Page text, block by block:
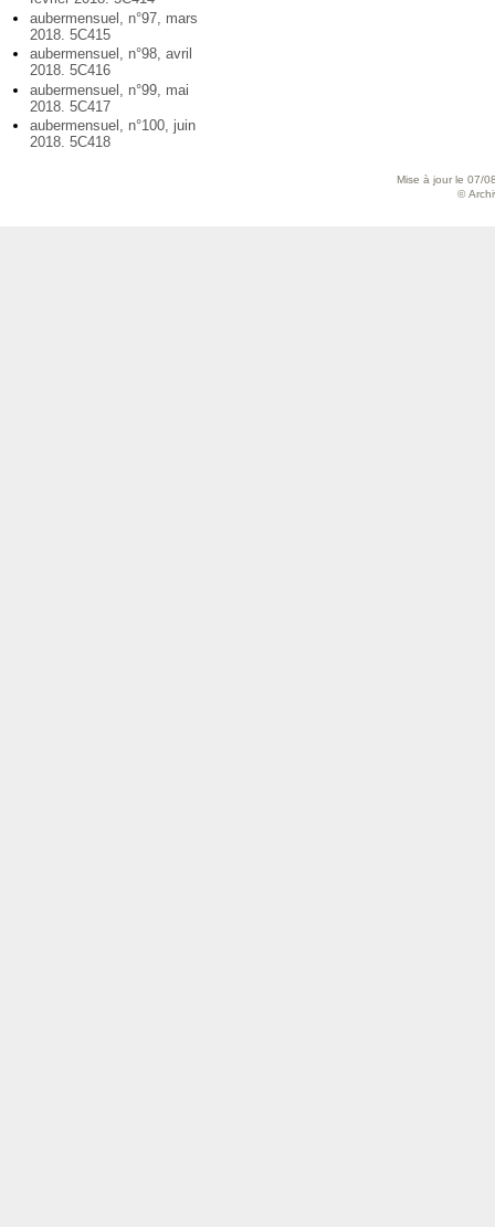
aubermensuel, n°97, mars
2018. 5C415
aubermensuel, n°98, avril
2018. 5C416
aubermensuel, n°99, mai
2018. 5C417
aubermensuel, n°100, juin
2018. 5C418
Mise à jour le 07/
©